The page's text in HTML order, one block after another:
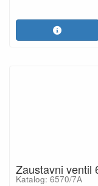
Zaustavni ventil
Katalog: 6570/7A